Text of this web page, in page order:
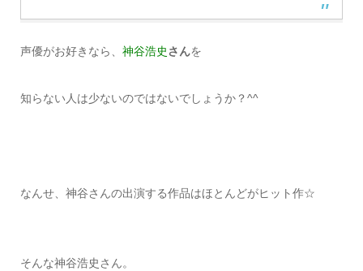
声優がお好きなら、 神谷浩史 さんを
知らない人は少ないのではないでしょうか？^^
なんせ、神谷さんの出演する作品はほとんどがヒット作☆
そんな神谷浩史さん。